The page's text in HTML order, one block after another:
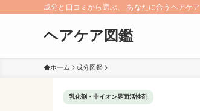
成分と口コミから選ぶ、 あなたに合うヘアケア
ヘアケア図鑑
ホーム 成分図鑑
乳化剤・非イオン界面活性剤